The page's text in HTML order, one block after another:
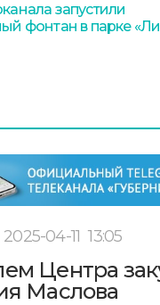
запустили
фонтан в парке
2025-04-11 13:05
Центра
Маслова